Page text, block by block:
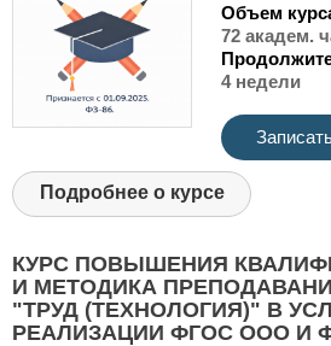
Объем
72 академ.
4 недели
Подробнее о курсе
КУРС ПОВЫШЕНИЯ
И МЕТОДИКА
"ТРУД (ТЕХНОЛОГИЯ)" В
РЕАЛИЗАЦИИ ФГОС ООО И